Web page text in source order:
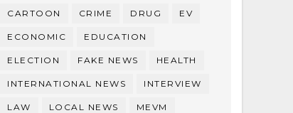
CARTOON CRIME DRUG EV
ECONOMIC EDUCATION
ELECTION FAKE NEWS HEALTH
INTERNATIONAL NEWS INTERVIEW
LAW LOCAL NEWS MEVM